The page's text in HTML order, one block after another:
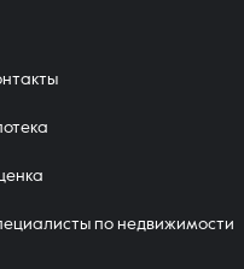
по недвижимости